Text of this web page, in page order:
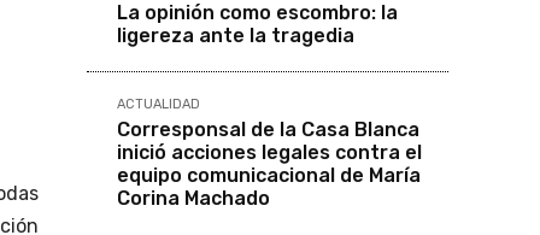
La opinión como escombro: la
ligereza ante la tragedia
ACTUALIDAD
Corresponsal de la Casa Blanca
inició acciones legales contra el
equipo comunicacional de María
Corina Machado